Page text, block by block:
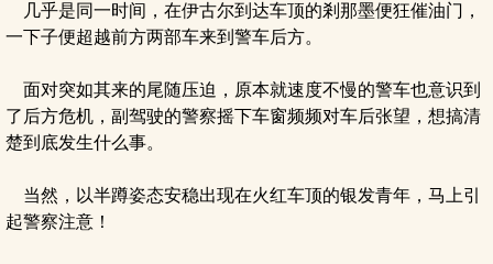
几乎是同一时间，在伊古尔到达车顶的剎那墨便狂催油门，
一下子便超越前方两部车来到警车后方。
面对突如其来的尾随压迫，原本就速度不慢的警车也意识到
了后方危机，副驾驶的警察摇下车窗频频对车后张望，想搞清
楚到底发生什么事。
当然，以半蹲姿态安稳出现在火红车顶的银发青年，马上引
起警察注意！